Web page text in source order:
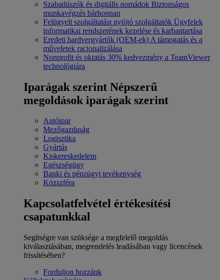
Szabadúszók és digitális nomádok Biztonságos
munkavégzés bárhonnan
Felügyelt szolgáltatást nyújtó szolgáltatók Ügyfelek
informatikai rendszerének kezelése és karbantartása
Eredeti hardvergyártók (OEM-ek) A támogatás és a
műveletek racionalizálása
Nonprofit és oktatás 30% kedvezmény a TeamViewer
technológiára
Iparágak szerint Népszerű
megoldások iparágak szerint
Autóipar
Mezőgazdaság
Logisztika
Gyártás
Kiskereskedelem
Egészségügy
Banki és pénzügyi tevékenység
Közszféra
Kapcsolatfelvétel értékesítési
csapatunkkal
Segítségre van szüksége a megfelelő megoldás
kiválasztásában, megrendelés leadásában vagy licencének
frissítésében?
Forduljon hozzánk